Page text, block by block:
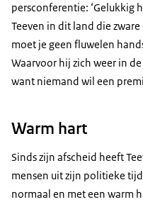
persconferentie: ‘Gelukkig
Teeven in dit land die
moet je geen fluwelen
Waarvoor hij zich weer in
want niemand wil een
Warm hart
Sinds zijn afscheid heeft
mensen uit zijn politieke
normaal en met een warm